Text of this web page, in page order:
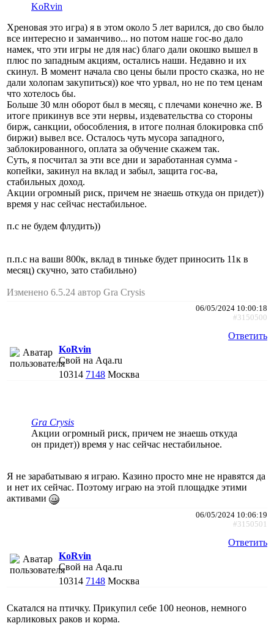
KoRvin
Хреновая это игра) я в этом около 5 лет варился, до сво было
все интересно и заманчиво... но потом наше гос-во дало
намек, что эти игры не для нас) благо дали окошко вышел в
плюс по западным акциям, остались наши. Недавно и их
скинул. В момент начала сво цены были просто сказка, но не
дали холопам закупиться)) кое что урвал, но не по тем ценам
что хотелось бы.
Больше 30 млн оборот был в месяц, с плечами конечно же. В
итоге прикинув все эти нервы, издевательства со стороны
бирж, санкции, обособления, в итоге полная блокировка спб
биржи) вывел все. Осталось чуть мусора западного,
заблокированного, оплата за обучение скажем так.
Суть, я посчитал за эти все дни и заработанная сумма -
копейки, закинул на вклад и забыл, защита гос-ва,
стабильных доход.
Акции огромный риск, причем не знаешь откуда он придет))
время у нас сейчас нестабильное.
п.с не будем флудить))
п.п.с на ваши 800к, вклад в тиньке будет приносить 11к в
месяц) скучно, зато стабильно)
Изменено 6.5.24 автор Gra Crysis
06/05/2024 10:00:18
#3150500
Ответить
KoRvin
Свой на Aqa.ru
10314 7148 Москва
Gra Crysis
Акции огромный риск, причем не знаешь откуда
он придет)) время у нас сейчас нестабильное.
Я не зарабатываю я играю. Казино просто мне не нравятся да
и нет их сейчас. Поэтому играю на этой площадке этими
активами
06/05/2024 10:06:19
#3150501
Ответить
KoRvin
Свой на Aqa.ru
10314 7148 Москва
Скатался на птичку. Прикупил себе 100 неонов, немного
карликовых раков и корма.